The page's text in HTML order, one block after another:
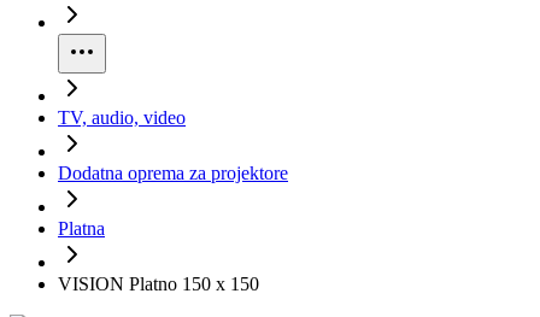
TV, audio, video
Dodatna oprema za projektore
Platna
VISION Platno 150 x 150